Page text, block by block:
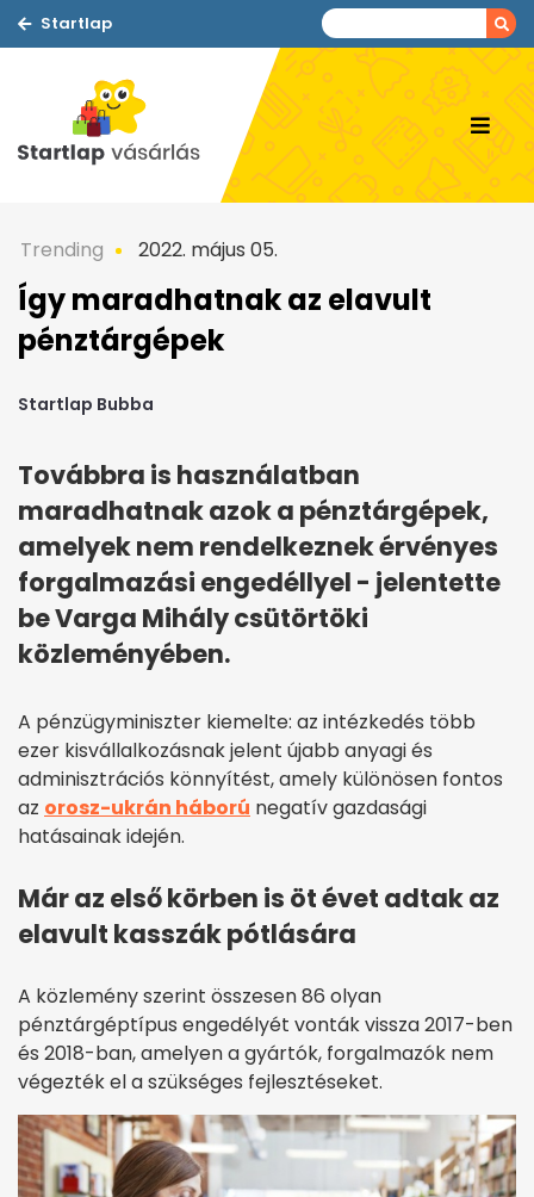
Startlap
Trending 2022. május 05.
Így maradhatnak az elavult
pénztárgépek
Startlap Bubba
Továbbra is használatban
maradhatnak azok a pénztárgépek,
amelyek nem rendelkeznek érvényes
forgalmazási engedéllyel - jelentette
be Varga Mihály csütörtöki
közleményében.
A pénzügyminiszter kiemelte: az intézkedés több
ezer kisvállalkozásnak jelent újabb anyagi és
adminisztrációs könnyítést, amely különösen fontos
az orosz-ukrán háború negatív gazdasági
hatásainak idején.
Már az első körben is öt évet adtak az
elavult kasszák pótlására
A közlemény szerint összesen 86 olyan
pénztárgéptípus engedélyét vonták vissza 2017-ben
és 2018-ban, amelyen a gyártók, forgalmazók nem
végezték el a szükséges fejlesztéseket.